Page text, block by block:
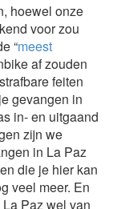
hoewel onze
voor zou
“meest
af zouden
feiten
gevangen in
in- en uitgaand
zijn we
in La Paz
die je hier kan
veel meer. En
Paz wel van